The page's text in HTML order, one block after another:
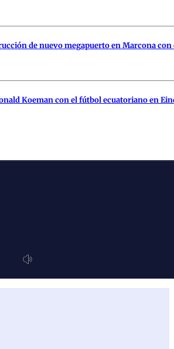
de nuevo megapuerto en Marcona
Koeman con el fútbol ecuatoriano en